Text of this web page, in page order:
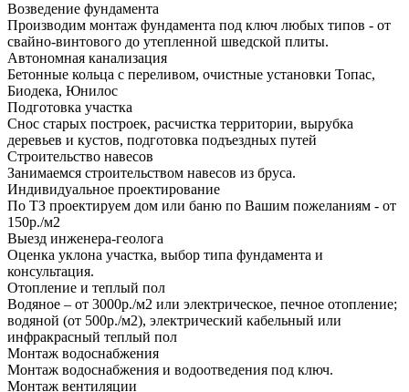
Возведение фундамента
Производим монтаж фундамента под ключ любых типов - от
свайно-винтового до утепленной шведской плиты.
Автономная канализация
Бетонные кольца с переливом, очистные установки Топас,
Биодека, Юнилос
Подготовка участка
Снос старых построек, расчистка территории, вырубка
деревьев и кустов, подготовка подъездных путей
Строительство навесов
Занимаемся строительством навесов из бруса.
Индивидуальное проектирование
По ТЗ проектируем дом или баню по Вашим пожеланиям - от
150р./м2
Выезд инженера-геолога
Оценка уклона участка, выбор типа фундамента и
консультация.
Отопление и теплый пол
Водяное – от 3000р./м2 или электрическое, печное отопление;
водяной (от 500р./м2), электрический кабельный или
инфракрасный теплый пол
Монтаж водоснабжения
Монтаж водоснабжения и водоотведения под ключ.
Монтаж вентиляции